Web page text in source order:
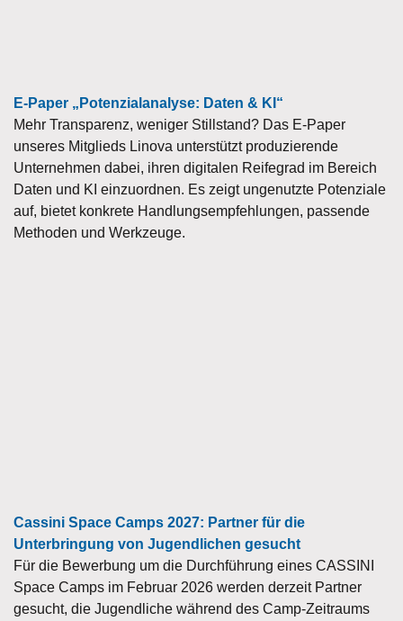
E-Paper „Potenzialanalyse: Daten & KI“
Mehr Transparenz, weniger Stillstand? Das E-Paper
unseres Mitglieds Linova unterstützt produzierende
Unternehmen dabei, ihren digitalen Reifegrad im Bereich
Daten und KI einzuordnen. Es zeigt ungenutzte Potenziale
auf, bietet konkrete Handlungsempfehlungen, passende
Methoden und Werkzeuge.
Cassini Space Camps 2027: Partner für die
Unterbringung von Jugendlichen gesucht
Für die Bewerbung um die Durchführung eines CASSINI
Space Camps im Februar 2026 werden derzeit Partner
gesucht, die Jugendliche während des Camp-Zeitraums